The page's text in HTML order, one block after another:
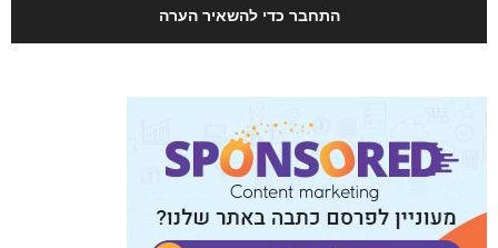
התחבר כדי להשאיר הערה